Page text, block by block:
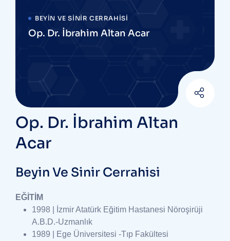
BEYIN VE SINIR CERRAHISI
Op. Dr. İbrahim Altan Acar
Op. Dr. İbrahim Altan
Acar
Beyin Ve Sinir Cerrahisi
EĞİTİM
1998 | İzmir Atatürk Eğitim Hastanesi Nöroşirüji
A.B.D.-Uzmanlık
1989 | Ege Üniversitesi -Tıp Fakültesi